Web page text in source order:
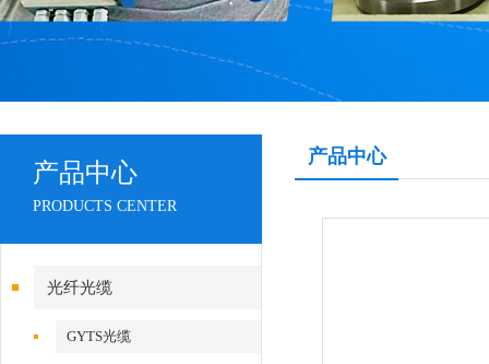
产品中心
PRODUCTS CENTER
光纤光缆
GYTS光缆
产品中心